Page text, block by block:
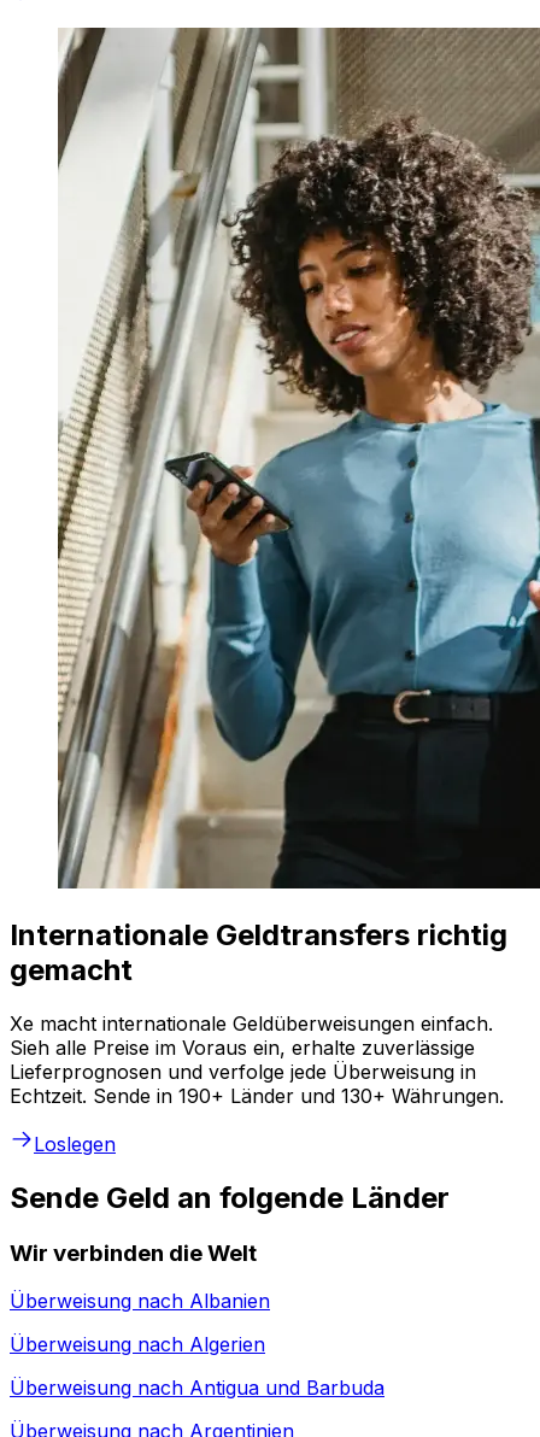
Internationale Geldtransfers richtig
gemacht
Xe macht internationale Geldüberweisungen einfach.
Sieh alle Preise im Voraus ein, erhalte zuverlässige
Lieferprognosen und verfolge jede Überweisung in
Echtzeit. Sende in 190+ Länder und 130+ Währungen.
Loslegen
Sende Geld an folgende Länder
Wir verbinden die Welt
Überweisung nach Albanien
Überweisung nach Algerien
Überweisung nach Antigua und Barbuda
Überweisung nach Argentinien